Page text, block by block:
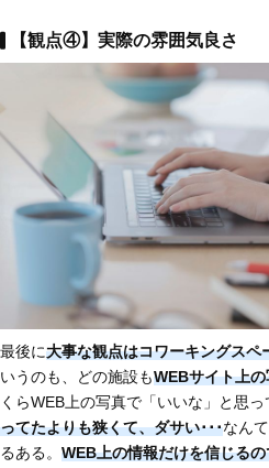
【観点④】実際の雰囲気良さ
最後に大事な観点はコワーキングスペ
いうのも、どの施設もWEBサイト上
くらWEB上の写真で「いいな」と思っ
ってたよりも狭くて、ダサい･･･なん
るある。 WEB上の情報だけを信じる